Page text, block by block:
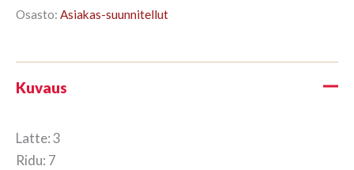
Osasto: Asiakas-suunnitellut
Kuvaus
Latte: 3
Ridu: 7